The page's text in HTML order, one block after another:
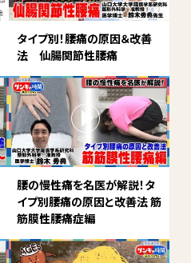
タイプ別！腰痛の原因＆改善
法 仙腸関節性腰痛
腰の慢性痛を名医が解説！タ
イプ別腰痛の原因と改善法 筋
筋膜性腰痛症編